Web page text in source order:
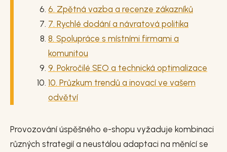
6. Zpětná vazba a recenze zákazníků
7. Rychlé dodání a návratová politika
8. Spolupráce s místními firmami a
komunitou
9. Pokročilé SEO a technická optimalizace
10. Průzkum trendů a inovací ve vašem
odvětví
Provozování úspěšného e-shopu vyžaduje kombinaci
různých strategií a neustálou adaptaci na měnící se